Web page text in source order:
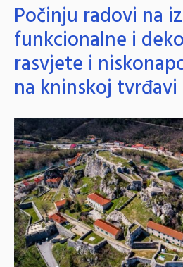
Počinju radovi na
funkcionalne i
rasvjete i
na kninskoj tvrđavi